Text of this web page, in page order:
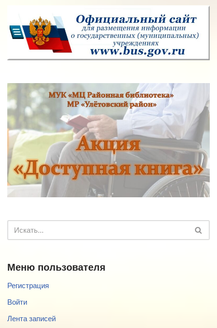
Меню пользователя
Регистрация
Войти
Лента записей